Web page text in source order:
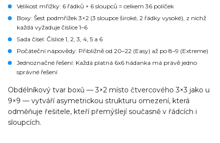
Velikost mřížky: 6 řádků × 6 sloupců = celkem 36 políček
Boxy: Šest podmřížek 3×2 (3 sloupce široké, 2 řádky vysoké), z nichž
každá vyžaduje číslice 1–6
Sada čísel: Číslice 1, 2, 3, 4, 5 a 6
Počáteční nápovědy: Přibližně od 20–22 (Easy) až po 8–9 (Extreme)
Jednoznačné řešení: Každá platná 6x6 hádanka má právě jedno
správné řešení
Obdélníkový tvar boxů — 3×2 místo čtvercového 3×3 jako u
9×9 — vytváří asymetrickou strukturu omezení, která
odměňuje řešitele, kteří přemýšlejí současně v řádcích i
sloupcích.